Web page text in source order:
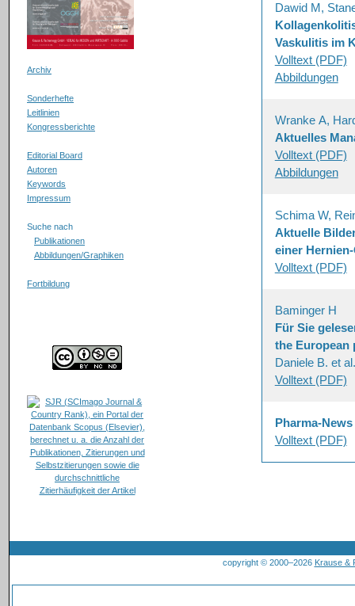
Archiv
Sonderhefte
Leitlinien
Kongressberichte
Editorial Board
Autoren
Keywords
Impressum
Suche nach
Publikationen
Abbildungen/Graphiken
Fortbildung
Dawid M,
Vaskulitis im
Volltext (PDF)
Abbildungen
Wranke A,
Aktuelles
Volltext (PDF)
Abbildungen
Schima W,
Aktuelle
einer
Volltext (PDF)
Baminger H
Für Sie
the European
Daniele B. et
Volltext (PDF)
Pharma-News
Volltext (PDF)
copyright © 2000–2026 Krause &